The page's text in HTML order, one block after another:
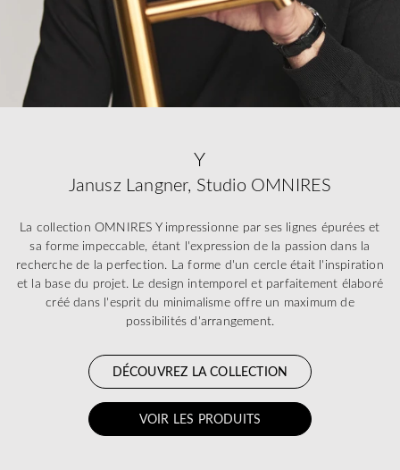
Y
Janusz Langner, Studio OMNIRES
La collection OMNIRES Y impressionne par ses lignes épurées et
sa forme impeccable, étant l'expression de la passion dans la
recherche de la perfection. La forme d'un cercle était l'inspiration
et la base du projet. Le design intemporel et parfaitement élaboré
créé dans l'esprit du minimalisme offre un maximum de
possibilités d'arrangement.
DÉCOUVREZ LA COLLECTION
VOIR LES PRODUITS